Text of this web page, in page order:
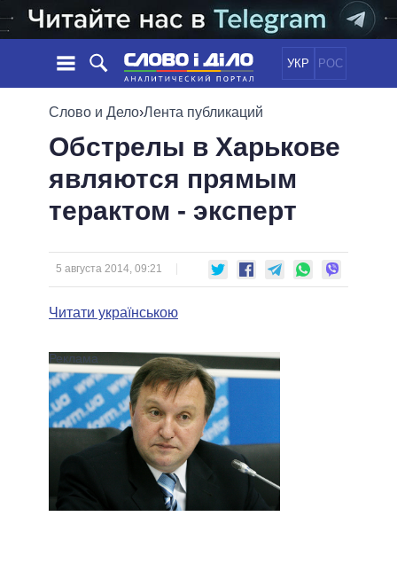
УКР РОС
НОВОСТИ
ЛЕНТА
СОБЫТИЯ
СТАТЬИ
МНЕНИЯ
ОБЗОРЫ
ПОЛИТИКА
ЭКОНОМИКА
ОБЩЕСТВО
ОБЕЩАНИЯ
ПОЛИТИКИ
ВСЕ ПОЛИТИКИ
ПРЕЗИДЕНТ И ОФИС
КАБИНЕТ МИНИСТРОВ
МЭРЫ
ВСЕ ПЕРСОНЫ
ВИДЕО
ПОДДЕРЖАТЬ
Слово и Дело›Лента публикаций
Обстрелы в Харькове
являются прямым
терактом - эксперт
5 августа 2014, 09:21
Читати українською